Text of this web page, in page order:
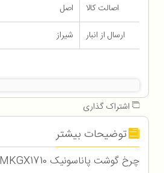
اصالت کالا
اصل
ارسال از انبار
شیراز
اشتراک گذاری
توضیحات بیشتر
چرخ گوشت پاناسونیک MKGX1710